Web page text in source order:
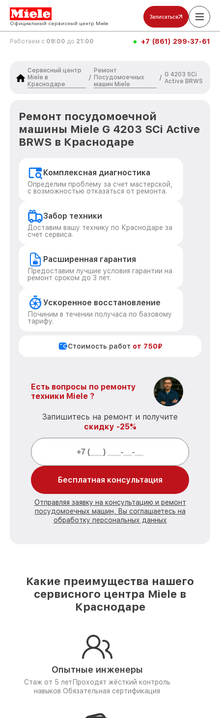
Официальный сервисный центр Miele
Записаться
Работаем с 09:00 до 21:00 +7 (861) 299-37-61
Сервисный центр
Miele в
Краснодаре
/
Ремонт
Посудомоечных
машин Miele
/ G 4203 SCi
Active BRWS
Ремонт посудомоечной
машины Miele G 4203 SCi Active
BRWS в Краснодаре
Комплексная диагностика
Определим проблему за счет мастерской,
с возможностью отказаться от ремонта.
Забор техники
Доставим вашу технику по Краснодаре за
счет сервиса.
Расширенная гарантия
Предоставим лучшие условия гарантии на
ремонт сроком до 3 лет.
Ускоренное восстановление
Починим в течении получаса по базовому
тарифу.
Стоимость работ от 750₽
Есть вопросы по ремонту
техники Miele ?
Запишитесь на ремонт и получите
скидку -25%
Бесплатная консультация
Отправляя заявку на консультацию и ремонт
посудомоечных машин, Вы соглашаетесь на
обработку персональных данных
Какие преимущества нашего
сервисного центра Miele в
Краснодаре
Опытные инженеры
Стаж от 5 лет Проходят жёсткий контроль
навыков Обязательная сертификация